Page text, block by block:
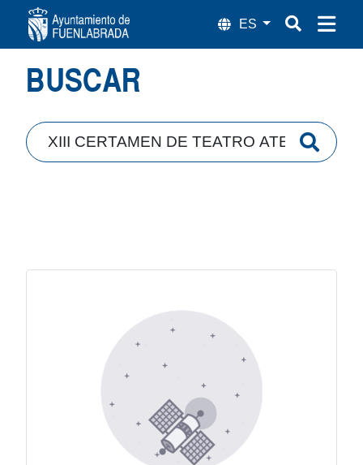
Búsqueda
BUSCAR